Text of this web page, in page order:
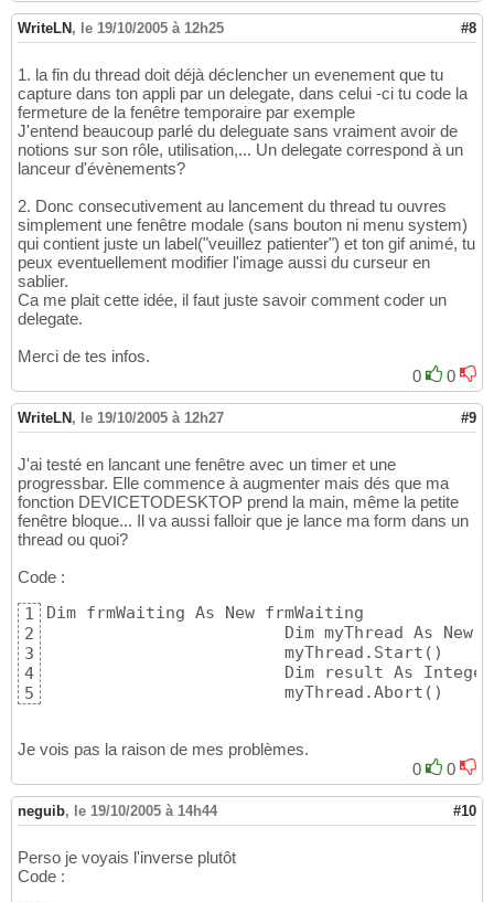
WriteLN , le 19/10/2005 à 12h25 #8
1. la fin du thread doit déjà déclencher un evenement que tu
capture dans ton appli par un delegate, dans celui -ci tu code la
fermeture de la fenêtre temporaire par exemple
J'entend beaucoup parlé du deleguate sans vraiment avoir de
notions sur son rôle, utilisation,... Un delegate correspond à un
lanceur d'évènements?
2. Donc consecutivement au lancement du thread tu ouvres
simplement une fenêtre modale (sans bouton ni menu system)
qui contient juste un label("veuillez patienter") et ton gif animé, tu
peux eventuellement modifier l'image aussi du curseur en
sablier.
Ca me plait cette idée, il faut juste savoir comment coder un
delegate.
Merci de tes infos.
0
0
WriteLN , le 19/10/2005 à 12h27 #9
J'ai testé en lancant une fenêtre avec un timer et une
progressbar. Elle commence à augmenter mais dés que ma
fonction DEVICETODESKTOP prend la main, même la petite
fenêtre bloque... Il va aussi falloir que je lance ma form dans un
thread ou quoi?
Code :
1
2
3
4
5
Dim frmWaiting As New frmWaiting
Dim myThread As New
                        myThread.Start
( )
Dim result As
                        myThread.Abort
( )
Je vois pas la raison de mes problèmes.
0
0
neguib, le 19/10/2005 à 14h44 #10
Perso je voyais l'inverse plutôt
Code :